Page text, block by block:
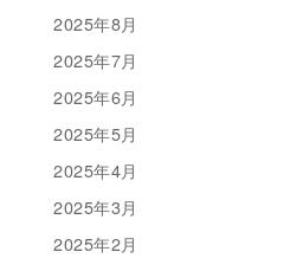
2025年8月
2025年7月
2025年6月
2025年5月
2025年4月
2025年3月
2025年2月